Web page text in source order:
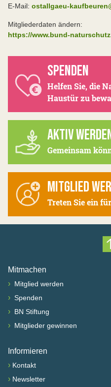
E-Mail: ostallgaeu-
Mitgliederdaten ändern:
https://www.bund-
SPENDEN
Helfen Sie, die
Haustür zu
AKTIV
Gemeinsam
MITGLIED
Treten Sie ein
Mitmachen
› Mitglied werden
› Spenden
› BN Stiftung
› Mitglieder gewinnen
Informieren
› Kontakt
› Newsletter